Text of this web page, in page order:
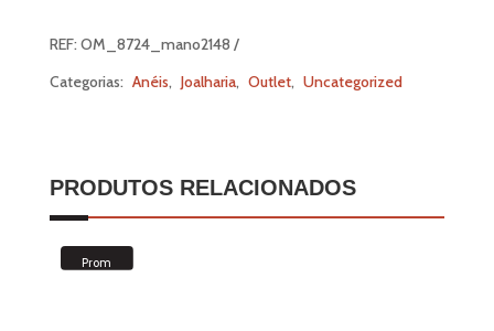
REF:OM_8724_mano2148
Categorias: Anéis, Joalharia, Outlet, Uncategorized
PRODUTOS RELACIONADOS
Prom